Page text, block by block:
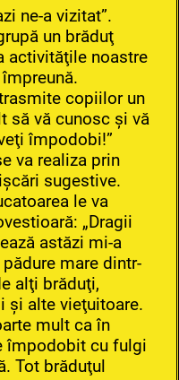
ne-a vizitat”.
un brăduţ
activităţile noastre
copiilor un
să vă cunosc şi vă
împodobi!”
va realiza prin
sugestive.
le va
„Dragii
astăzi mi-a
mare dintr-
alţi brăduţi,
şi alte vieţuitoare.
mult ca în
împodobit cu fulgi
Tot brăduţul